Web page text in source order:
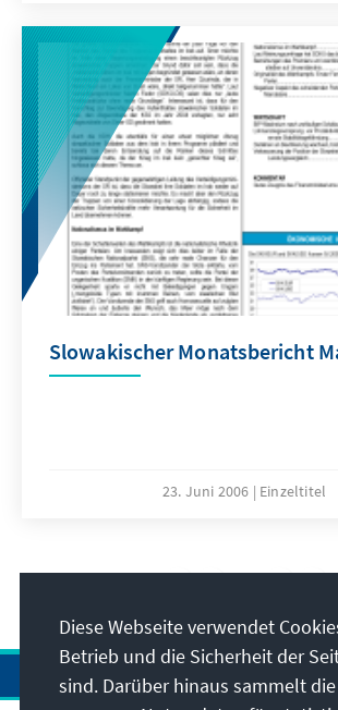
Slowakischer Monatsbericht
23. Juni 2006 Einzeltitel
Diese Webseite verwendet
Betrieb und die Sicherheit der
sind. Darüber hinaus sammelt